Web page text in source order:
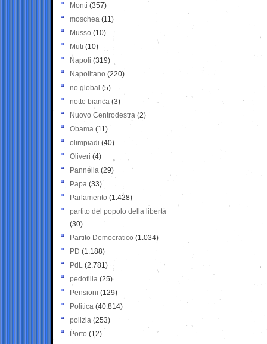
Monti (357)
moschea (11)
Musso (10)
Muti (10)
Napoli (319)
Napolitano (220)
no global (5)
notte bianca (3)
Nuovo Centrodestra (2)
Obama (11)
olimpiadi (40)
Oliveri (4)
Pannella (29)
Papa (33)
Parlamento (1.428)
partito del popolo della libertà
(30)
Partito Democratico (1.034)
PD (1.188)
PdL (2.781)
pedofilia (25)
Pensioni (129)
Politica (40.814)
polizia (253)
Porto (12)